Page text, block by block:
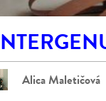
Alica Maletičová